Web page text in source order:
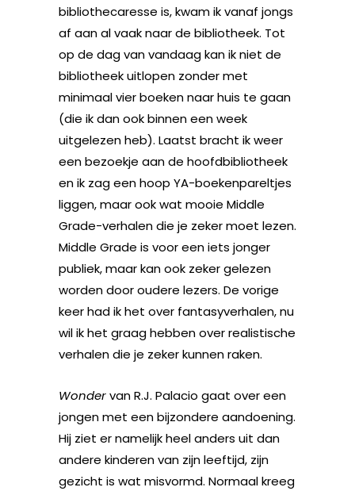
bibliothecaresse is, kwam ik vanaf jongs
af aan al vaak naar de bibliotheek. Tot
op de dag van vandaag kan ik niet de
bibliotheek uitlopen zonder met
minimaal vier boeken naar huis te gaan
(die ik dan ook binnen een week
uitgelezen heb). Laatst bracht ik weer
een bezoekje aan de hoofdbibliotheek
en ik zag een hoop YA-boekenpareltjes
liggen, maar ook wat mooie Middle
Grade-verhalen die je zeker moet lezen.
Middle Grade is voor een iets jonger
publiek, maar kan ook zeker gelezen
worden door oudere lezers. De vorige
keer had ik het over fantasyverhalen, nu
wil ik het graag hebben over realistische
verhalen die je zeker kunnen raken.
Wondervan R.J. Palacio gaat over een
jongen met een bijzondere aandoening.
Hij ziet er namelijk heel anders uit dan
andere kinderen van zijn leeftijd, zijn
gezicht is wat misvormd. Normaal kreeg